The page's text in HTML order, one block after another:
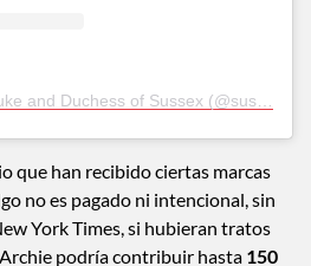
que han recibido ciertas marcas
no es pagado ni intencional, sin
York Times, si hubieran tratos